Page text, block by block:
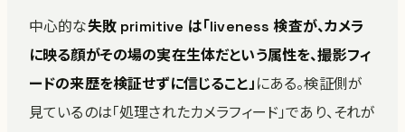
中心的な失敗 primitive は「liveness 検査が、カメラ
に映る顔がその場の実在生体だという属性を、撮影フィ
ードの来歴を検証せずに信じること」にある。検証側が
見ているのは「処理されたカメラフィード」であり、それが